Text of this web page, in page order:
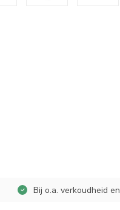
Bij o.a. verkoudheid